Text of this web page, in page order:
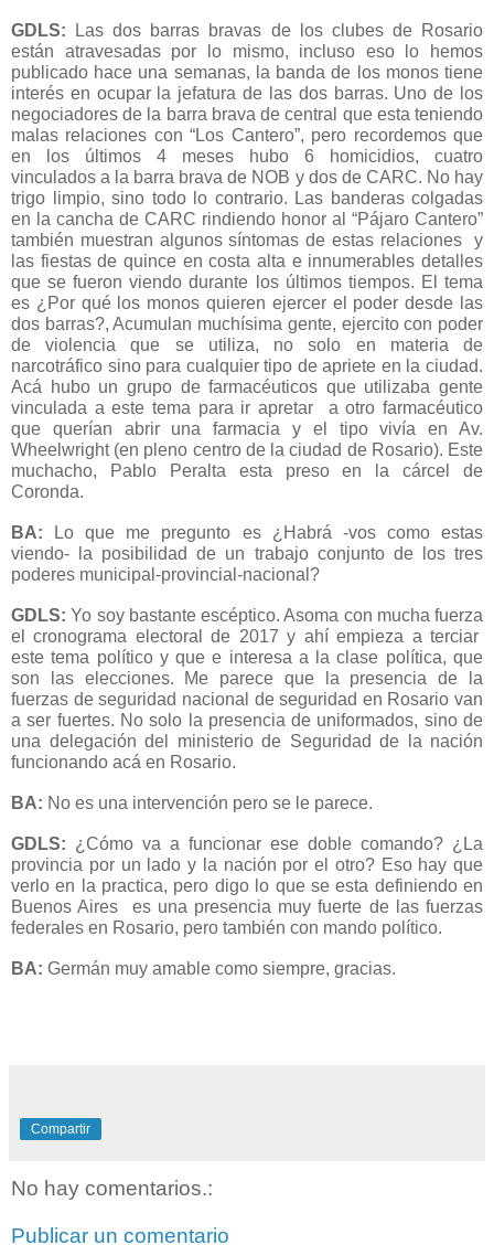
GDLS: Las dos barras bravas de los clubes de Rosario
están atravesadas por lo mismo, incluso eso lo hemos
publicado hace una semanas, la banda de los monos tiene
interés en ocupar la jefatura de las dos barras. Uno de los
negociadores de la barra brava de central que esta teniendo
malas relaciones con “Los Cantero”, pero recordemos que
en los últimos 4 meses hubo 6 homicidios, cuatro
vinculados a la barra brava de NOB y dos de CARC. No hay
trigo limpio, sino todo lo contrario. Las banderas colgadas
en la cancha de CARC rindiendo honor al “Pájaro Cantero”
también muestran algunos síntomas de estas relaciones y
las fiestas de quince en costa alta e innumerables detalles
que se fueron viendo durante los últimos tiempos. El tema
es ¿Por qué los monos quieren ejercer el poder desde las
dos barras?, Acumulan muchísima gente, ejercito con poder
de violencia que se utiliza, no solo en materia de
narcotráfico sino para cualquier tipo de apriete en la ciudad.
Acá hubo un grupo de farmacéuticos que utilizaba gente
vinculada a este tema para ir apretar a otro farmacéutico
que querían abrir una farmacia y el tipo vivía en Av.
Wheelwright (en pleno centro de la ciudad de Rosario). Este
muchacho, Pablo Peralta esta preso en la cárcel de
Coronda.
BA:
Lo que me pregunto es ¿Habrá -vos como estas
viendo- la posibilidad de un trabajo conjunto de los tres
poderes municipal-provincial-nacional?
GDLS: Yo soy bastante escéptico. Asoma con mucha fuerza
el cronograma electoral de 2017 y ahí empieza a terciar
este tema político y que e interesa a la clase política, que
son las elecciones. Me parece que la presencia de la
fuerzas de seguridad nacional de seguridad en Rosario van
a ser fuertes. No solo la presencia de uniformados, sino de
una delegación del ministerio de Seguridad de la nación
funcionando acá en Rosario.
BA: No es una intervención pero se le parece.
GDLS: ¿Cómo va a funcionar ese doble comando? ¿La
provincia por un lado y la nación por el otro? Eso hay que
verlo en la practica, pero digo lo que se esta definiendo en
Buenos Aires es una presencia muy fuerte de las fuerzas
federales en Rosario, pero también con mando político.
BA: Germán muy amable como siempre, gracias.
Compartir
No hay comentarios.:
Publicar un comentario